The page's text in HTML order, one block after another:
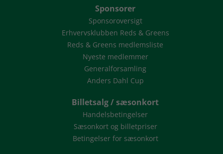
Sponsorer
Sponsoroversigt
Erhvervsklubben Reds & Greens
Reds & Greens medlemsliste
Nyeste medlemmer
Generalforsamling
Anders Dahl Cup
Billetsalg / sæsonkort
Handelsbetingelser
Sæsonkort og billetpriser
Betingelser for sæsonkort